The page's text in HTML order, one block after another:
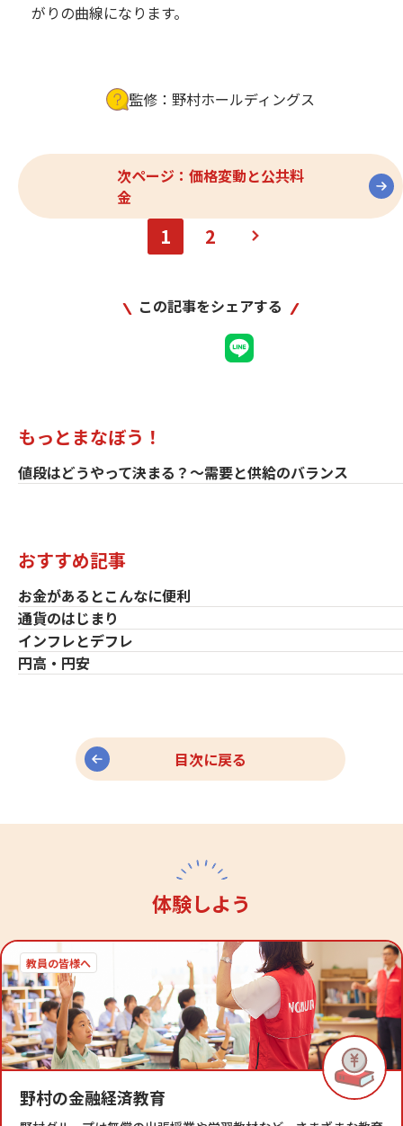
がりの曲線になります。
監修：野村ホールディングス
野村ホールディングス
次ページ：価格変動と公共料
金
1 2
この記事をシェアする
もっとまなぼう！
値段はどうやって決まる？～需要と供給のバランス
おすすめ記事
お金があるとこんなに便利
通貨のはじまり
インフレとデフレ
円高・円安
目次に戻る
体験しよう
教員の皆様へ
野村の金融経済教育